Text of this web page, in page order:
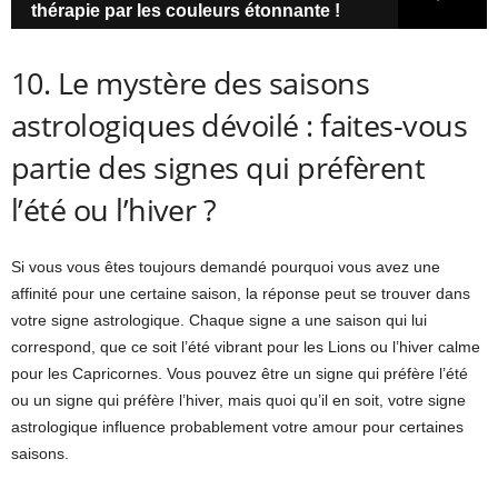
thérapie par les couleurs étonnante !
10. Le mystère des saisons
astrologiques dévoilé : faites-vous
partie des signes qui préfèrent
l’été ou l’hiver ?
Si vous vous êtes toujours demandé pourquoi vous avez une
affinité pour une certaine saison, la réponse peut se trouver dans
votre signe astrologique. Chaque signe a une saison qui lui
correspond, que ce soit l’été vibrant pour les Lions ou l’hiver calme
pour les Capricornes. Vous pouvez être un signe qui préfère l’été
ou un signe qui préfère l’hiver, mais quoi qu’il en soit, votre signe
astrologique influence probablement votre amour pour certaines
saisons.